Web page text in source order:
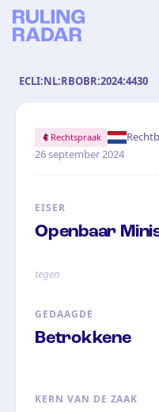
ECLI:NL:RBOBR:2024:4430
Rechtspraak
26 september 2024
EISER
Openbaar
tegen
GEDAAGDE
Betrokkene
KERN VAN DE ZAAK